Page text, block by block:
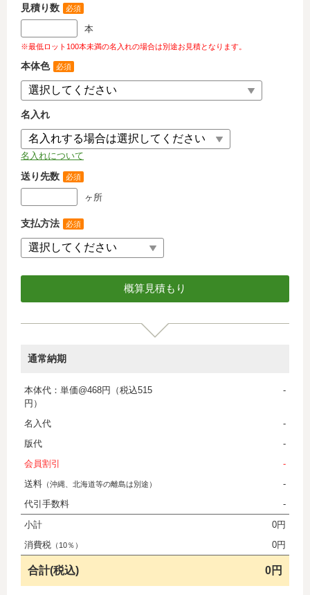
見積り数 必須
本
※最低ロット100本未満の名入れの場合は別途お見積となります。
本体色 必須
名入れ
名入れについて
送り先数 必須
ヶ所
支払方法 必須
通常納期
本体代：単価@468円（税込515
円）
-
名入代
-
版代
-
会員割引
-
送料 （沖縄、北海道等の離島は別途）
-
代引手数料
-
小計
0円
消費税 （10％） 0円
合計(税込) 0円